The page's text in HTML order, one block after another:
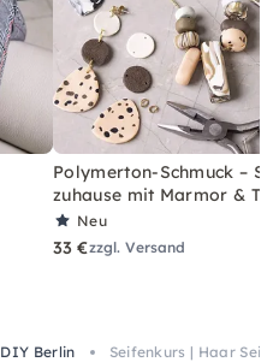
Polymerton-Schmuck –
zuhause mit Marmor &
Neu
33 €zzgl. Versand
DIY Berlin
Seifenkurs | Haar